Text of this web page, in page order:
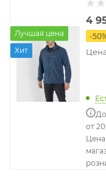
Лучшая цена
Хит
4
-50
от
Цена